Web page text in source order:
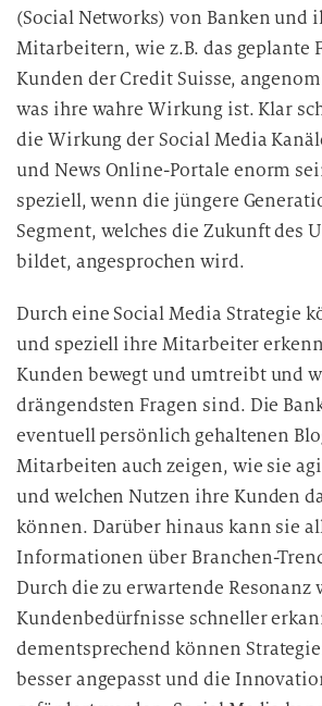
(Social Networks) von Banken und
Mitarbeitern, wie z.B. das geplante
Kunden der Credit Suisse,
was ihre wahre Wirkung ist. Klar
die Wirkung der Social Media
und News Online-Portale enorm
speziell, wenn die jüngere
Segment, welches die Zukunft des
bildet, angesprochen wird.
Durch eine Social Media Strategie
und speziell ihre Mitarbeiter
Kunden bewegt und umtreibt und
drängendsten Fragen sind. Die
eventuell persönlich gehaltenen
Mitarbeiten auch zeigen, wie sie
und welchen Nutzen ihre Kunden
können. Darüber hinaus kann sie
Informationen über Branchen-
Durch die zu erwartende Resonanz
Kundenbedürfnisse schneller
dementsprechend können
besser angepasst und die